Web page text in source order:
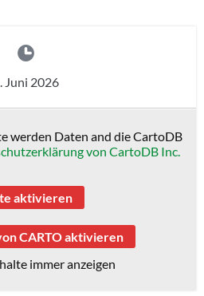
Juni 2026
werden Daten and die CartoDB
von CartoDB Inc.
aktivieren
CARTO aktivieren
immer anzeigen